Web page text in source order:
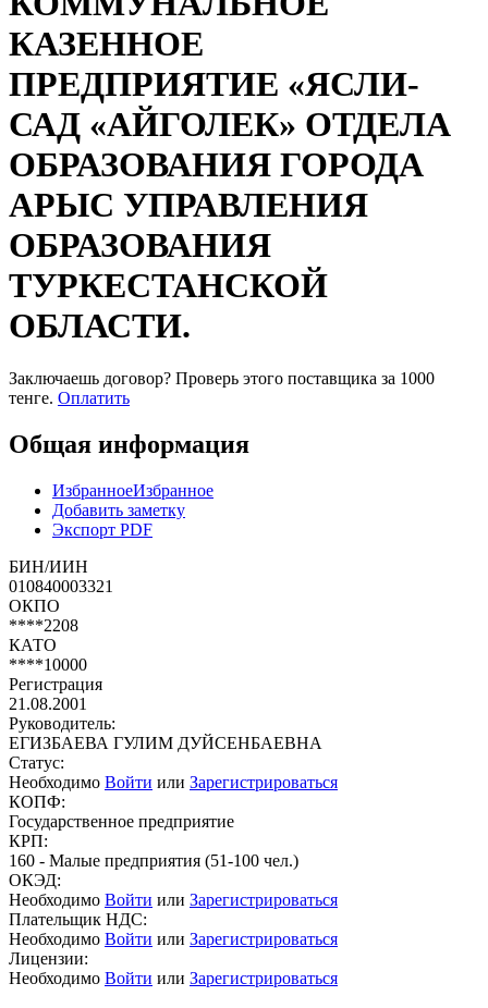
КАЗЕННОЕ
ПРЕДПРИЯТИЕ «ЯСЛИ-
САД «АЙГОЛЕК» ОТДЕЛА
ОБРАЗОВАНИЯ ГОРОДА
АРЫС УПРАВЛЕНИЯ
ОБРАЗОВАНИЯ
ТУРКЕСТАНСКОЙ
ОБЛАСТИ.
Заключаешь договор? Проверь этого поставщика за 1000
тенге. Оплатить
Общая информация
ИзбранноеИзбранное
Добавить заметку
Экспорт PDF
БИН/ИИН
010840003321
ОКПО
****2208
КАТО
****10000
Регистрация
21.08.2001
Руководитель:
ЕГИЗБАЕВА ГУЛИМ ДУЙСЕНБАЕВНА
Статус:
Необходимо Войти или Зарегистрироваться
КОПФ:
Государственное предприятие
КРП:
160 - Малые предприятия (51-100 чел.)
ОКЭД:
Необходимо Войти или Зарегистрироваться
Плательщик НДС:
Необходимо Войти или Зарегистрироваться
Лицензии:
Необходимо Войти или Зарегистрироваться